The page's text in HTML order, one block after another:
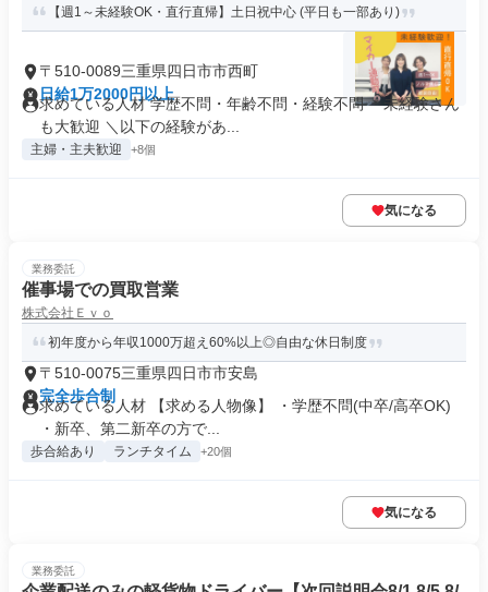
【週1～未経験OK・直行直帰】土日祝中心 (平日も一部あり)
〒510-0089三重県四日市市西町
日給1万2000円以上
求めている人材 学歴不問・年齢不問・経験不問 ＊未経験さん
も大歓迎 ＼以下の経験があ...
主婦・主夫歓迎 +8個
気になる
業務委託
催事場での買取営業
株式会社Ｅｖｏ
初年度から年収1000万超え60%以上◎自由な休日制度
〒510-0075三重県四日市市安島
完全歩合制
求めている人材 【求める人物像】 ・学歴不問(中卒/高卒OK)
・新卒、第二新卒の方で...
歩合給あり ランチタイム +20個
気になる
業務委託